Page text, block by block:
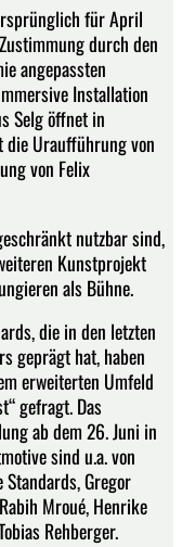
für April
durch den
angepassten
Installation
Selg öffnet in
die Uraufführung von
von Felix
nutzbar sind,
Kunstprojekt
als Bühne.
die in den letzten
geprägt hat, haben
erweiterten Umfeld
gefragt. Das
ab dem 26. Juni in
sind u.a. von
Standards, Gregor
Mroué, Henrike
Rehberger.